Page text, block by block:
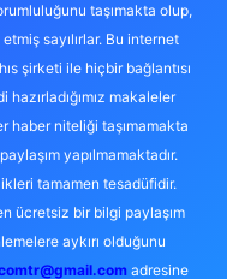
taşımakta olup,
sayılırlar. Bu internet
şirketi ile hiçbir bağlantısı
makaleler
haber niteliği taşımamakta
yapılmamaktadır.
tamamen tesadüfidir.
ücretsiz bir bilgi paylaşım
aykırı olduğunu
adresine